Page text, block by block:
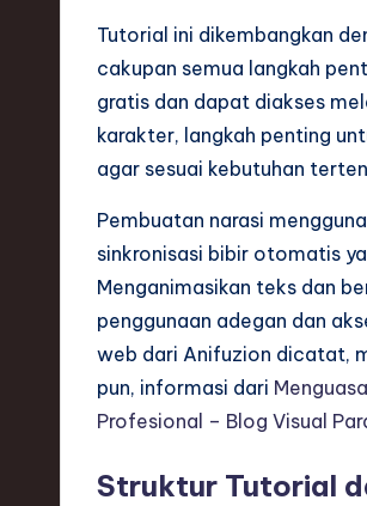
Tutorial ini dikembangkan
cakupan semua langkah
gratis dan dapat diakses
karakter, langkah penting
agar sesuai kebutuhan
Pembuatan narasi
sinkronisasi bibir otomatis
Menganimasikan teks dan
penggunaan adegan dan
web dari Anifuzion dicatat,
pun, informasi dari
Profesional – Blog Visual
Struktur Tutorial